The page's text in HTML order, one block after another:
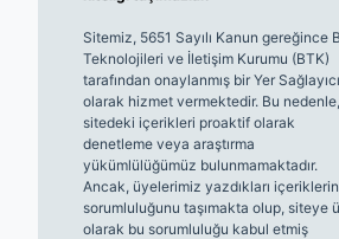
Sitemiz, 5651 Sayılı Kanun gereğince
Teknolojileri ve İletişim Kurumu (BTK)
tarafından onaylanmış bir Yer Sağlayıcı
olarak hizmet vermektedir. Bu nedenle,
sitedeki içerikleri proaktif olarak
denetleme veya araştırma
yükümlülüğümüz bulunmamaktadır.
Ancak, üyelerimiz yazdıkları içeriklerin
sorumluluğunu taşımakta olup, siteye
olarak bu sorumluluğu kabul etmiş